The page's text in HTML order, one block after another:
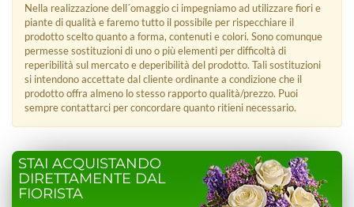
Nella realizzazione dell´omaggio ci impegniamo ad utilizzare fiori e
piante di qualità e faremo tutto il possibile per rispecchiare il
prodotto scelto quanto a forma, contenuti e colori. Sono comunque
permesse sostituzioni di uno o più elementi per difficoltà di
reperibilità sul mercato e deperibilità del prodotto. Tali sostituzioni
si intendono accettate dal cliente ordinante a condizione che il
prodotto offra almeno lo stesso rapporto qualità/prezzo. Puoi
sempre contattarci per concordare quanto ritieni necessario.
STAI ACQUISTANDO
DIRETTAMENTE DAL
FIORISTA